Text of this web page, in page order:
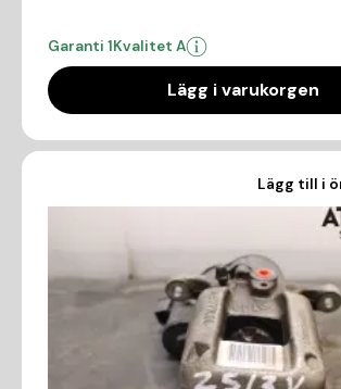
Garanti 1Kvalitet A
Lägg i varukorgen
Lägg till i